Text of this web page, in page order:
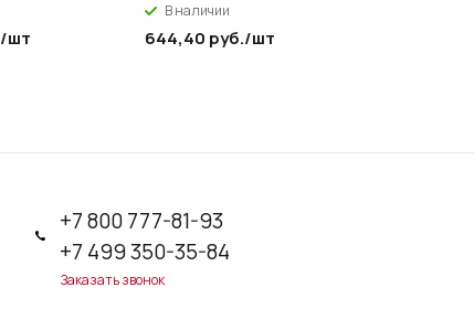
/шт
В наличии
644,40 руб./шт
+7 800 777-81-93
+7 499 350-35-84
Заказать звонок